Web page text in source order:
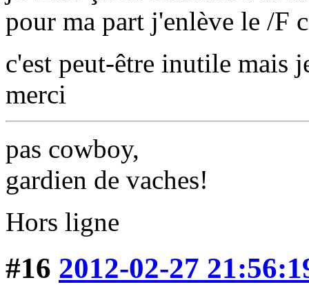
pour ma part j'enlève le /F
c'est peut-être inutile mais
merci
pas cowboy,
gardien de vaches!
Hors ligne
#16 2012-02-27